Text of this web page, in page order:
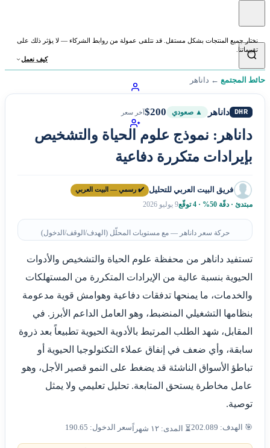
نختار جميع المنتجات بشكل مستقل. قد نتلقى عمولة من روابط الشركاء — لا يؤثر ذلك على
تقييماتنا.
كيف نعمل
حائط المجتمع ← داناهر
DHR داناهر ▲ صعودي $200آخر سعر
داناهر: نموذج علوم الحياة والتشخيص
بإيرادات متكررة دفاعية
فريق البيت العربي للتحليل ✔️ رسمي — البيت العربي
مبتدئ · دقّة 50% · 4 توقّع 9 يوليو 2026
حركة سعر داناهر — مع مستويات المحلّل (الهدف/الوقف/الدخول)
تستفيد داناهر من محفظة علوم الحياة والتشخيص والأدوات
الحيوية بنسبة عالية من الإيرادات المتكررة من المستهلكات
والخدمات، ما يمنحها تدفقات دفاعية وهوامش قوية مدعومة
بنظامها التشغيلي المنضبط، وهو العامل الداعم الأبرز. في
المقابل، شهد الطلب المرتبط بالأدوية الحيوية تطبيعاً بعد ذروة
سابقة، وأي ضعف في إنفاق عملاء التكنولوجيا الحيوية أو
تباطؤ الأسواق الناشئة قد يضغط على النمو قصير الأجل، وهو
عامل مخاطرة يستحق المتابعة. تحليل تعليمي ولا يمثل
توصية.
🎯 الهدف: 202.089 ⏳ المدى: ١٢ شهراً سعر الدخول: 190.65